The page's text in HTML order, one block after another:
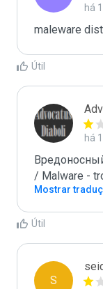
há
maleware
Útil
há
/ Malware -
Mostrar
Útil
S